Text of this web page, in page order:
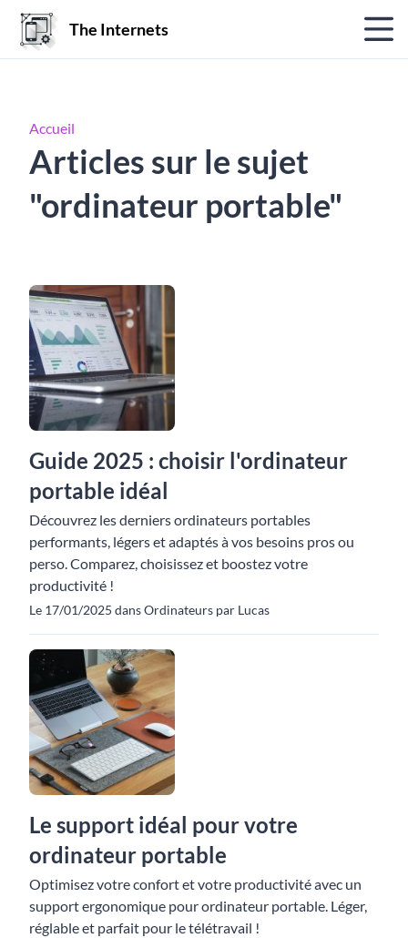
The Internets
Accueil
Articles sur le sujet
"ordinateur portable"
Guide 2025 : choisir l'ordinateur
portable idéal
Découvrez les derniers ordinateurs portables
performants, légers et adaptés à vos besoins pros ou
perso. Comparez, choisissez et boostez votre
productivité !
Le 17/01/2025 dans Ordinateurs par Lucas
Le support idéal pour votre
ordinateur portable
Optimisez votre confort et votre productivité avec un
support ergonomique pour ordinateur portable. Léger,
réglable et parfait pour le télétravail !